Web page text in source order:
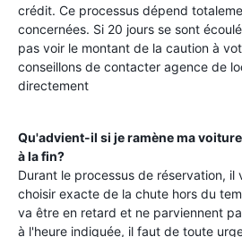
crédit. Ce processus dépend
concernées. Si 20 jours se sont
pas voir le montant de la caution à
conseillons de contacter agence de
directement
Qu'advient-il si je ramène ma
à la fin?
Durant le processus de réservation, il
choisir exacte de la chute hors du
va être en retard et ne parviennent
à l'heure indiquée, il faut de toute